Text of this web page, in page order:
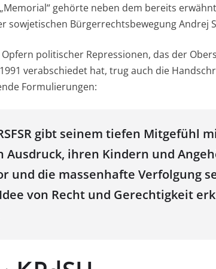
gehörte neben dem bereits
sowjetischen Bürgerrechtsbewegung Andrej
politischer Repressionen, das der
verabschiedet hat, trug auch die
Formulierungen:
gibt seinem tiefen Mitgefühl
Ausdruck, ihren Kindern und
und die massenhafte Verfolgung
von Recht und Gerechtigkeit